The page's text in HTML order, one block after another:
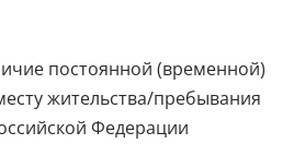
постоянной (временной)
жительства/пребывания
Федерации